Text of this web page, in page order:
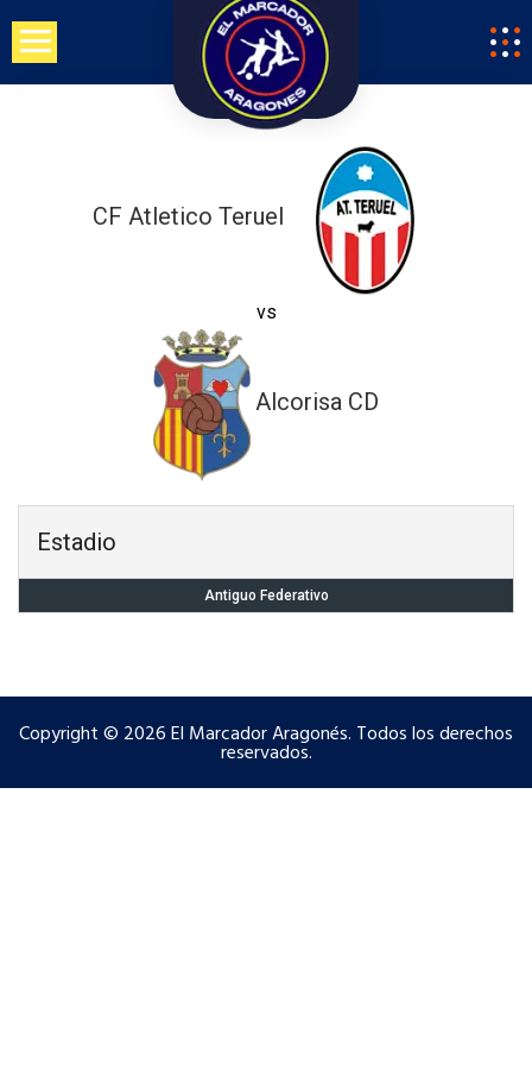
Saltar
contenido
CF Atletico Teruel
vs
Alcorisa CD
Estadio
Antiguo Federativo
Copyright © 2026 El Marcador Aragonés. Todos los derechos
reservados.